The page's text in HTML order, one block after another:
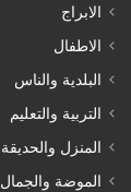
الابراج
الاطفال
البلدية والناس
التربية والتعليم
المنزل والحديقة
الموضة والجمال